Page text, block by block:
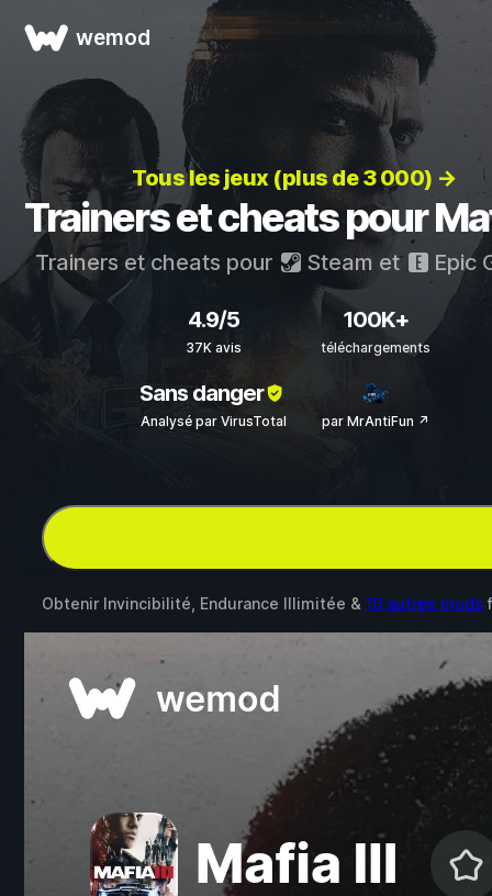
wemod
Tous les jeux (plus de 3 000) →
Trainers et cheats pour
Trainers et cheats pour Steam et Epic
4.9/5
37K avis
100K+
téléchargements
Sans danger
Analysé par VirusTotal par MrAntiFun ↗
Obtenir Invincibilité, Endurance Illimitée & 10 autres mods